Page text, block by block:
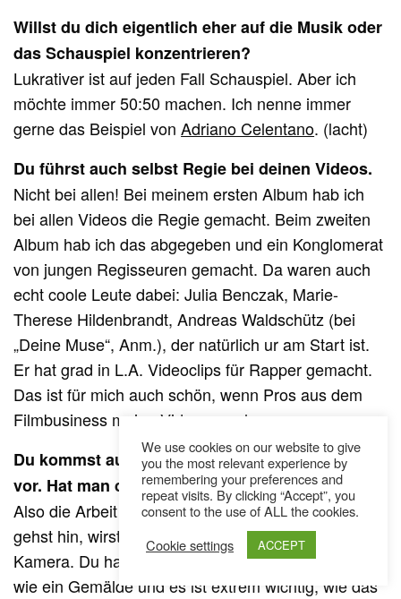
Willst du dich eigentlich eher auf die Musik oder
das Schauspiel konzentrieren?
Lukrativer ist auf jeden Fall Schauspiel. Aber ich
möchte immer 50:50 machen. Ich nenne immer
gerne das Beispiel vonAdriano Celentano. (lacht)
Du führst auch selbst Regie bei deinen Videos.
Nicht bei allen! Bei meinem ersten Album hab ich
bei allen Videos die Regie gemacht. Beim zweiten
Album hab ich das abgegeben und ein Konglomerat
von jungen Regisseuren gemacht. Da waren auch
echt coole Leute dabei: Julia Benczak, Marie-
Therese Hildenbrandt, Andreas Waldschütz (bei
„Deine Muse“, Anm.), der natürlich ur am Start ist.
Er hat grad in L.A. Videoclips für Rapper gemacht.
Das ist für mich auch schön, wenn Pros aus dem
Filmbusiness meine Videos machen.
Du kommst auch derzeit in vielen Werbespots
vor. Hat man da einen anderen Zugang?
Also die Arbeit an sich ist eigentlich die Gleiche. Du
gehst hin, wirst geschminkt und stehst dann vor der
Kamera. Du hast die Szene dann halt 50 Mal, es ist
wie ein Gemälde und es ist extrem wichtig, wie das
We use cookies on our website to give
you the most relevant experience by
remembering your preferences and
repeat visits. By clicking “Accept”, you
consent to the use of ALL the cookies.
Cookie settings
ACCEPT